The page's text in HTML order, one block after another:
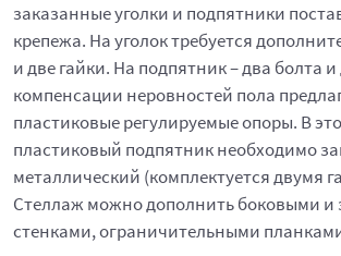
заказанные уголки и подпятники
крепежа. На уголок требуется
и две гайки. На подпятник – два болта
компенсации неровностей пола
пластиковые регулируемые опоры. В
пластиковый подпятник необходимо
металлический (комплектуется двумя
Стеллаж можно дополнить боковыми и
стенками, ограничительными